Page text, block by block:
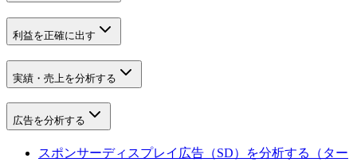
利益を正確に出す
実績・売上を分析する
広告を分析する
スポンサーディスプレイ広告（SD）を分析する（ター